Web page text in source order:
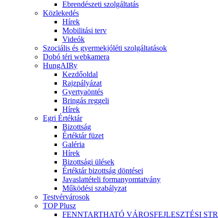
Ebrendészeti szolgáltatás
Közlekedés
Hírek
Mobilitási terv
Videók
Szociális és gyermekjóléti szolgáltatások
Dobó téri webkamera
HungAIRy
Kezdőoldal
Rajzpályázat
Gyertyaöntés
Bringás reggeli
Hírek
Egri Értéktár
Bizottság
Értéktár füzet
Galéria
Hírek
Bizottsági ülések
Értéktár bizottság döntései
Javaslattételi formanyomtatvány
Működési szabályzat
Testvérvárosok
TOP Plusz
FENNTARTHATÓ VÁROSFEJLESZTÉSI